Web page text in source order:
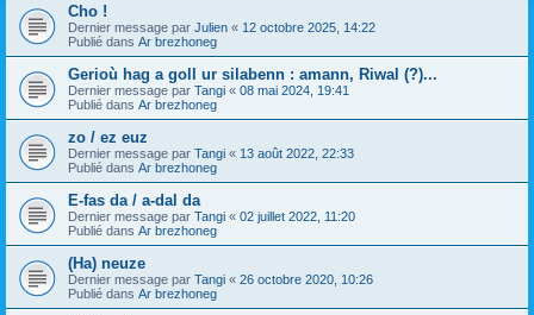
Cho !
Dernier message par Julien « 12 octobre 2025, 14:22
Publié dans Ar brezhoneg
Gerioù hag a goll ur silabenn : amann, Riwal (?)...
Dernier message par Tangi « 08 mai 2024, 19:41
Publié dans Ar brezhoneg
zo / ez euz
Dernier message par Tangi « 13 août 2022, 22:33
Publié dans Ar brezhoneg
E-fas da / a-dal da
Dernier message par Tangi « 02 juillet 2022, 11:20
Publié dans Ar brezhoneg
(Ha) neuze
Dernier message par Tangi « 26 octobre 2020, 10:26
Publié dans Ar brezhoneg